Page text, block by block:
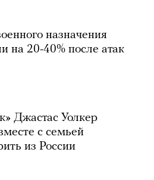
назначения
на 20-40% после атак
Джастас Уолкер
с семьей
из России